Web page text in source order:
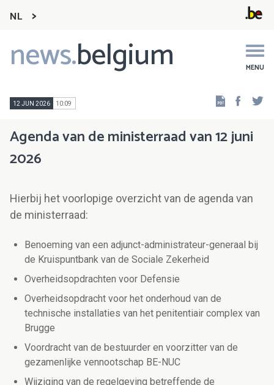
NL
news.belgium MENU
Main
navigation
12 JUN 2026 10:09
Agenda van de ministerraad van 12 juni
2026
Hierbij het voorlopige overzicht van de agenda van
de ministerraad:
Benoeming van een adjunct-administrateur-generaal bij
de Kruispuntbank van de Sociale Zekerheid
Overheidsopdrachten voor Defensie
Overheidsopdracht voor het onderhoud van de
technische installaties van het penitentiair complex van
Brugge
Voordracht van de bestuurder en voorzitter van de
gezamenlijke vennootschap BE-NUC
Wijziging van de regelgeving betreffende de